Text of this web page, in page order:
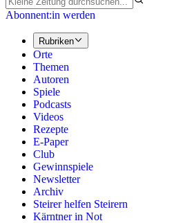
Abonnent:in werden
Rubriken
Orte
Themen
Autoren
Spiele
Podcasts
Videos
Rezepte
E-Paper
Club
Gewinnspiele
Newsletter
Archiv
Steirer helfen Steirern
Kärntner in Not